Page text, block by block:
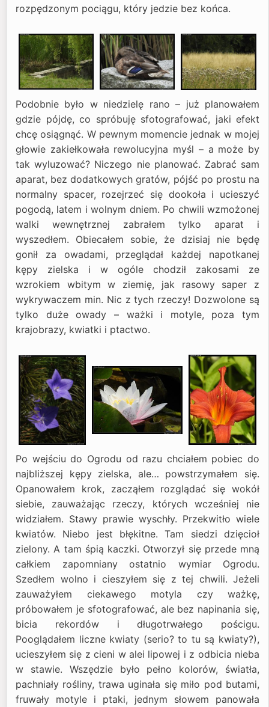
rozpędzonym pociągu, który jedzie bez końca.
Podobnie było w niedzielę rano – już planowałem
gdzie pójdę, co spróbuję sfotografować, jaki efekt
chcę osiągnąć. W pewnym momencie jednak w mojej
głowie zakiełkowała rewolucyjna myśl – a może by
tak wyluzować? Niczego nie planować. Zabrać sam
aparat, bez dodatkowych gratów, pójść po prostu na
normalny spacer, rozejrzeć się dookoła i ucieszyć
pogodą, latem i wolnym dniem. Po chwili wzmożonej
walki wewnętrznej zabrałem tylko aparat i
wyszedłem. Obiecałem sobie, że dzisiaj nie będę
gonił za owadami, przeglądał każdej napotkanej
kępy zielska i w ogóle chodził zakosami ze
wzrokiem wbitym w ziemię, jak rasowy saper z
wykrywaczem min. Nic z tych rzeczy! Dozwolone są
tylko duże owady – ważki i motyle, poza tym
krajobrazy, kwiatki i ptactwo.
Po wejściu do Ogrodu od razu chciałem pobiec do
najbliższej kępy zielska, ale… powstrzymałem się.
Opanowałem krok, zacząłem rozglądać się wokół
siebie, zauważając rzeczy, których wcześniej nie
widziałem. Stawy prawie wyschły. Przekwitło wiele
kwiatów. Niebo jest błękitne. Tam siedzi dzięcioł
zielony. A tam śpią kaczki. Otworzył się przede mną
całkiem zapomniany ostatnio wymiar Ogrodu.
Szedłem wolno i cieszyłem się z tej chwili. Jeżeli
zauważyłem ciekawego motyla czy ważkę,
próbowałem je sfotografować, ale bez napinania się,
bicia rekordów i długotrwałego pościgu.
Pooglądałem liczne kwiaty (serio? to tu są kwiaty?),
ucieszyłem się z cieni w alei lipowej i z odbicia nieba
w stawie. Wszędzie było pełno kolorów, światła,
pachniały rośliny, trawa uginała się miło pod butami,
fruwały motyle i ptaki, jednym słowem panowała